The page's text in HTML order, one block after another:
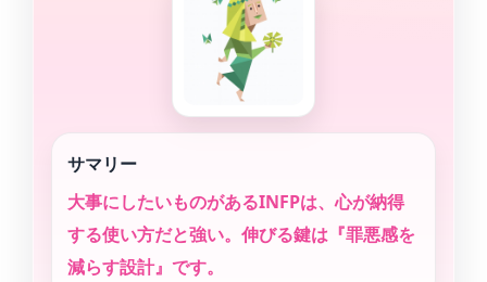
サマリー
大事にしたいものがあるINFPは、心が納得
する使い方だと強い。伸びる鍵は『罪悪感を
減らす設計』です。